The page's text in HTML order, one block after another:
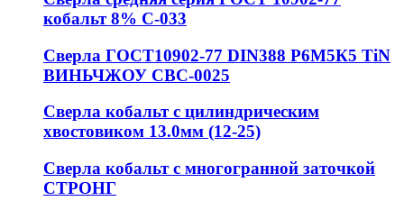
кобальт 8% С-033
Сверла ГОСТ10902-77 DIN388 Р6М5К5 TiN
ВИНЬЧЖОУ СВС-0025
Сверла кобальт с цилиндрическим
хвостовиком 13.0мм (12-25)
Сверла кобальт с многогранной заточкой
СТРОНГ